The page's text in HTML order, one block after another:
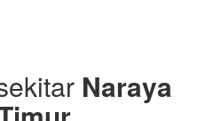
Naraya